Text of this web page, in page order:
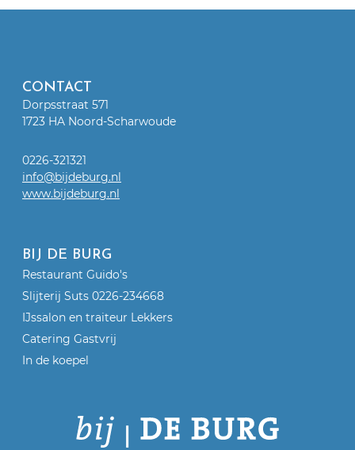
CONTACT
Dorpsstraat 571
1723 HA Noord-Scharwoude
0226-321321
info@bijdeburg.nl
www.bijdeburg.nl
BIJ DE BURG
Restaurant Guido's
Slijterij Suts 0226-234668
IJssalon en traiteur Lekkers
Catering Gastvrij
In de koepel